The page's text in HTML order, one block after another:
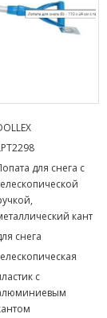
для снега с
кант
снега
с